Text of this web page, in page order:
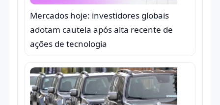
Mercados hoje: investidores globais
adotam cautela após alta recente de
ações de tecnologia